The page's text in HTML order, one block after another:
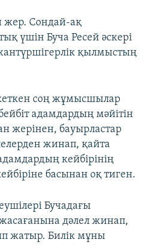
720p
жер. Сондай-ақ
үшін Буча Ресей әскері
қылмыстың
соң жұмысшылар
адамдардың мәйітін
жерінен, бауырластар
жинап, қайта
кейбірінің
басынан оқ тиген.
Бучадағы
дәлел жинап,
жатыр. Билік мұны